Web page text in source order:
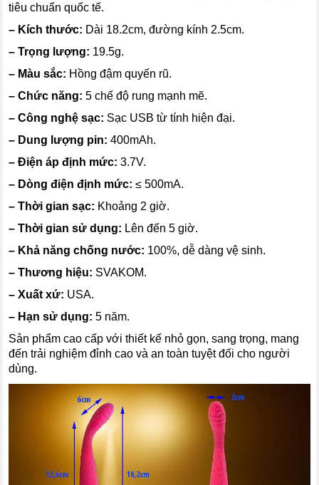
tiêu chuẩn quốc tế.
– Kích thước: Dài 18.2cm, đường kính 2.5cm.
–Trọng lượng: 19.5g.
– Màu sắc: Hồng đậm quyến rũ.
–Chức năng: 5 chế độ rung mạnh mẽ.
–Công nghệ sạc: Sạc USB từ tính hiện đại.
– Dung lượng pin: 400mAh.
–Điện áp định mức: 3.7V.
– Dòng điện định mức: ≤ 500mA.
–Thời gian sạc: Khoảng 2 giờ.
–Thời gian sử dụng: Lên đến 5 giờ.
– Khả năng chống nước: 100%, dễ dàng vệ sinh.
–Thương hiệu: SVAKOM.
–Xuất xứ: USA.
– Hạn sử dụng: 5 năm.
Sản phẩm cao cấp với thiết kế nhỏ gọn, sang trọng, mang
đến trải nghiệm đỉnh cao và an toàn tuyệt đối cho người
dùng.